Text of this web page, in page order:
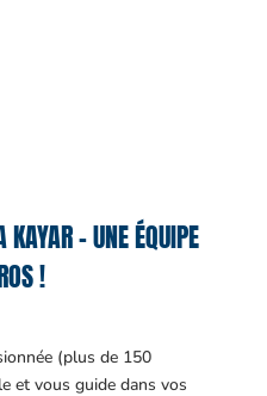
KAYAR – UNE ÉQUIPE
!
(plus de 150
et vous guide dans vos